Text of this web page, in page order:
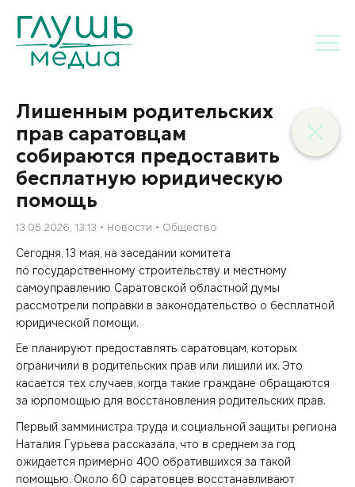
Лишенным родительских
прав саратовцам
собираются предоставить
бесплатную юридическую
помощь
13.05.2026, 13:13 Новости Общество
Сегодня, 13 мая, на заседании комитета
по государственному строительству и местному
самоуправлению Саратовской областной думы
рассмотрели поправки в законодательство о бесплатной
юридической помощи.
Ее планируют предоставлять саратовцам, которых
ограничили в родительских прав или лишили их. Это
касается тех случаев, когда такие граждане обращаются
за юрпомощью для восстановления родительских прав.
Первый замминистра труда и социальной защиты региона
Наталия Гурьева рассказала, что в среднем за год
ожидается примерно 400 обратившихся за такой
помощью. Около 60 саратовцев восстанавливают